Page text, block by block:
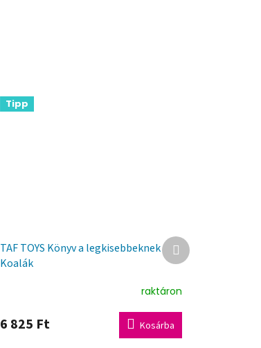
Tipp
TAF TOYS Könyv a legkisebbeknek
Koalák
raktáron
6 825 Ft Kosárba
Következő
termék